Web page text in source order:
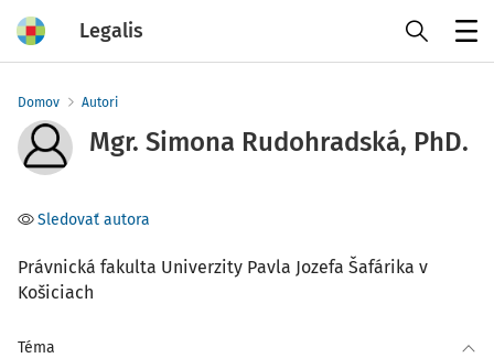
Legalis
Domov Autori
Mgr. Simona Rudohradská, PhD.
Sledovať autora
Právnická fakulta Univerzity Pavla Jozefa Šafárika v
Košiciach
Téma